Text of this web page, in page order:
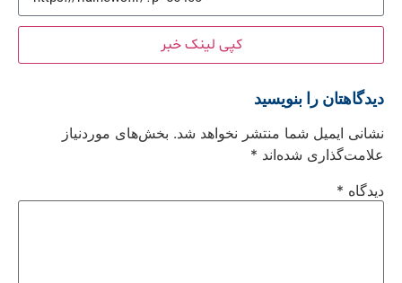
کپی لینک خبر
دیدگاهتان را بنویسید
نشانی ایمیل شما منتشر نخواهد شد. بخش‌های موردنیاز
علامت‌گذاری شده‌اند *
دیدگاه *